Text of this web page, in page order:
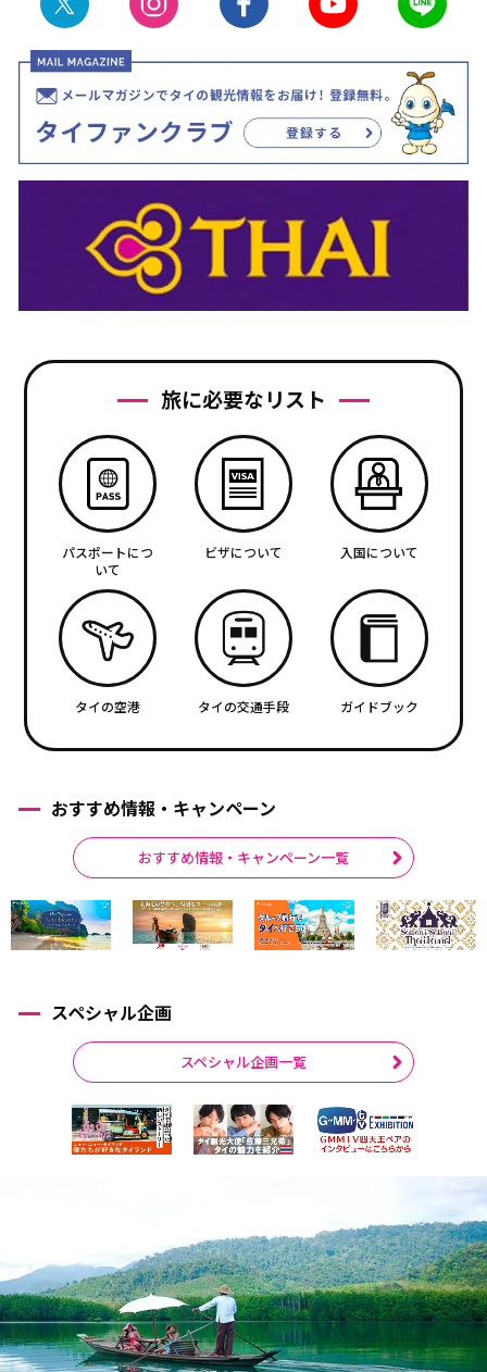
旅に必要なリスト
パスポートにつ
いて
ビザについて 入国について
タイの空港 タイの交通手段 ガイドブック
おすすめ情報・キャンペーン
おすすめ情報・キャンペーン一覧
スペシャル企画
スペシャル企画一覧